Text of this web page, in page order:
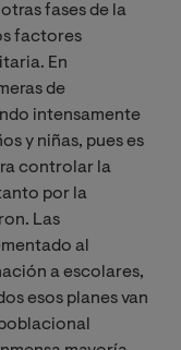
fases de la
factores
En
de
intensamente
y niñas, pues es
controlar la
por la
Las
al
a escolares,
esos planes van